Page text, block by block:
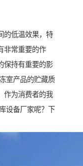
低温效果，特
非常重要的作
保持有重要的影
室产品的贮藏质
作为消费者的我
设备厂家呢？下